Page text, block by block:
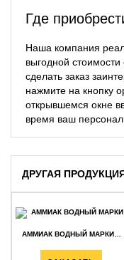
Где
Наша компания
выгодной
сделать заказ
нажмите на кнопку
открывшемся окне
время ваш
ДРУГАЯ
АММИАК ВОДНЫЙ МАРКИ…